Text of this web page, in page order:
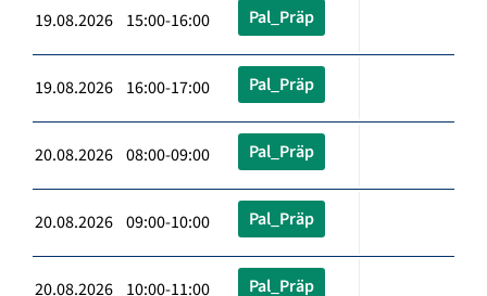
19.08.2026 15:00-16:00 Pal_Präp
19.08.2026 16:00-17:00 Pal_Präp
20.08.2026 08:00-09:00 Pal_Präp
20.08.2026 09:00-10:00 Pal_Präp
20.08.2026 10:00-11:00 Pal_Präp